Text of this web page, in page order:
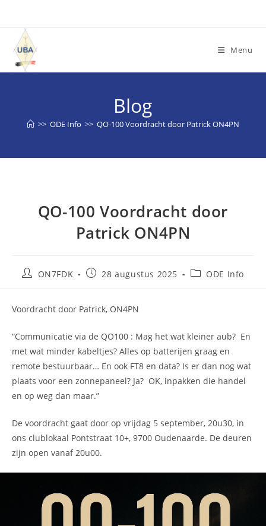
inhoud
Menu
Blog
>> ODE Info >> QO-100 Voordracht door Patrick ON4PN
QO-100 Voordracht door
Patrick ON4PN
BerichtON7FDK
Bericht28 augustus 2025 Berichtcategorie:
ODE Info
Voordracht door Patrick, ON4PN
“Communicatie via de QO100 : Mag het wat kleiner aub? En
met wat minder kabeltjes? Alles op batterijen graag en
remote bestuurbaar… En ook FT8 en data? Is er dan nog wat
plaats voor een zonnepaneel? Ja? OK, inpakken die handel
en op weg dan maar.”
De voordracht gaat door op vrijdag 5 september, 20u30, in
ons clublokaal Pontstraat 10+, 9700 Oudenaarde. De deuren
zijn open vanaf 20u00.